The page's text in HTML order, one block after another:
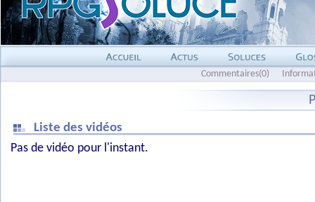
Commentaires(0)
Liste des vidéos
Pas de vidéo pour l'instant.